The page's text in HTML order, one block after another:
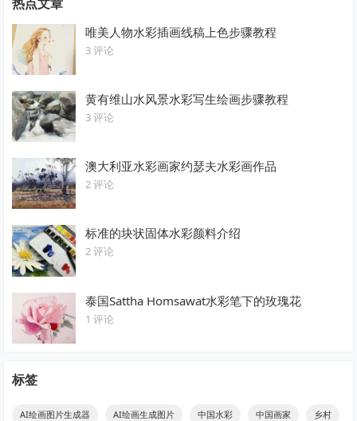
唯美人物水彩插画线稿上色步骤教程
3 评论
黄有维山水风景水彩写生绘画步骤教程
3 评论
澳大利亚水彩画家约瑟夫水彩画作品
2 评论
标准的块状固体水彩颜料介绍
2 评论
泰国Sattha Homsawat水彩笔下的玫瑰花
1 评论
标签
AI绘画图片生成器 AI绘画生成图片 中国水彩 中国画家 乡村